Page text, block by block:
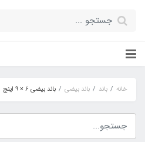
خانه باند باند بیضی باند بیضی ۶ × ۹ اینچ